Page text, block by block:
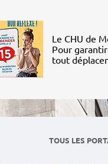
Le CHU de
Pour
tout
TOUS LES